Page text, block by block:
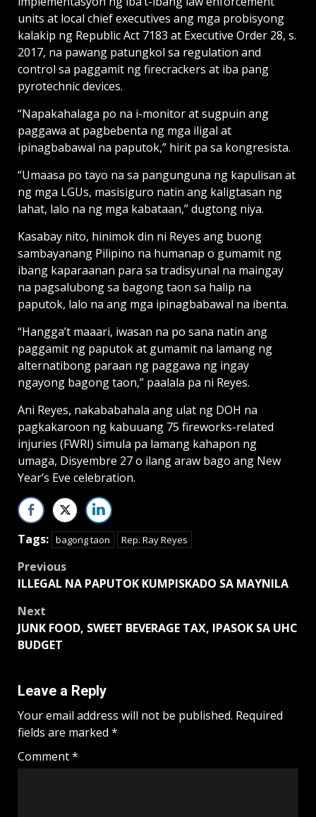
units at local chief executives ang mga probisyong
kalakip ng Republic Act 7183 at Executive Order 28, s.
2017, na pawang patungkol sa regulation and
control sa paggamit ng firecrackers at iba pang
pyrotechnic devices.
“Napakahalaga po na i-monitor at sugpuin ang
paggawa at pagbebenta ng mga iligal at
ipinagbabawal na paputok,” hirit pa sa kongresista.
“Umaasa po tayo na sa pangunguna ng kapulisan at
ng mga LGUs, masisiguro natin ang kaligtasan ng
lahat, lalo na ng mga kabataan,” dugtong niya.
Kasabay nito, hinimok din ni Reyes ang buong
sambayanang Pilipino na humanap o gumamit ng
ibang kaparaanan para sa tradisyunal na maingay
na pagsalubong sa bagong taon sa halip na
paputok, lalo na ang mga ipinagbabawal na ibenta.
“Hangga’t maaari, iwasan na po sana natin ang
paggamit ng paputok at gumamit na lamang ng
alternatibong paraan ng paggawa ng ingay
ngayong bagong taon,” paalala pa ni Reyes.
Ani Reyes, nakababahala ang ulat ng DOH na
pagkakaroon ng kabuuang 75 fireworks-related
injuries (FWRI) simula pa lamang kahapon ng
umaga, Disyembre 27 o ilang araw bago ang New
Year’s Eve celebration.
Tags: bagong taon Rep. Ray Reyes
Post
Previous
ILLEGAL NA PAPUTOK KUMPISKADO SA MAYNILA
Next
JUNK FOOD, SWEET BEVERAGE TAX, IPASOK SA UHC
BUDGET
Leave a Reply
Your email address will not be published. Required
fields are marked *
Comment*